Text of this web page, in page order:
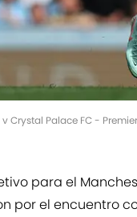
Crystal Palace FC -
para el
por el encuentro